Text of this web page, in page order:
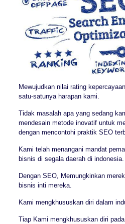
Mewujudkan nilai rating
satu-satunya harapan kami.
Tidak masalah apa yang sedang
mendesain metode inovatif untuk
dengan mencontohi praktik SEO
Kami telah menangani mandat
bisnis di segala daerah di indonesia.
Dengan SEO, Memungkinkan
bisnis inti mereka.
Kami mengkhususkan diri dalam
Tiap Kami mengkhususkan diri